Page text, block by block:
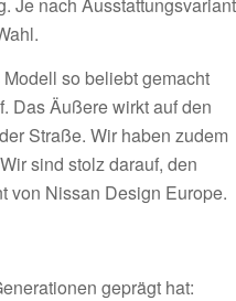
so beliebt gemacht
Das Äußere wirkt auf den
Straße. Wir haben zudem
sind stolz darauf, den
von Nissan Design Europe.
geprägt hat: